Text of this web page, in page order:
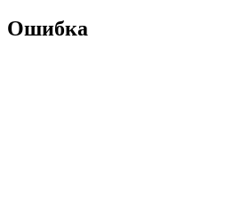
Ошибка